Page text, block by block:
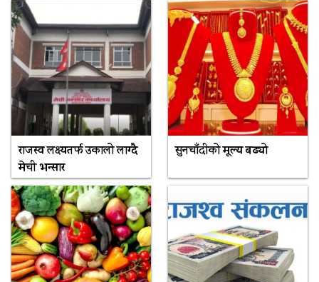
राजस्व लक्ष्यतर्फ उकालो लाग्दै
मेची भन्सार
सुनचाँदीको मूल्य बढ्यो